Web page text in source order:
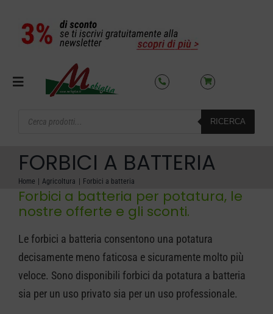
contenuto
Toggle
OFFERTE DEL MESE
AZIENDA
NOLEGGIO
CARRELLO
search
RICERCA
FORBICI A BATTERIA
Home Agricoltura Forbici a batteria
Forbici a batteria per potatura, le
nostre offerte e gli sconti.
Le forbici a batteria consentono una potatura
decisamente meno faticosa e sicuramente molto più
veloce. Sono disponibili forbici da potatura a batteria
sia per un uso privato sia per un uso professionale.